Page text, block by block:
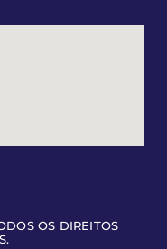
OS DIREITOS